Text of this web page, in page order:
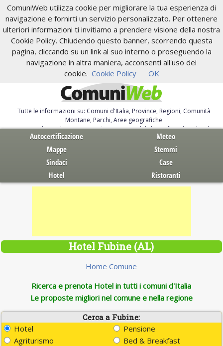
ComuniWeb utilizza cookie per migliorare la tua esperienza di
navigazione e fornirti un servizio personalizzato. Per ottenere
ulteriori informazioni ti invitiamo a prendere visione della nostra
Cookie Policy. Chiudendo questo banner, scorrendo questa
pagina, cliccando su un link al suo interno o proseguendo la
navigazione in altra maniera, acconsenti all'uso dei
cookie. Cookie Policy OK
Tutte le informazioni su: Comuni d'Italia, Province, Regioni, Comunità
Montane, Parchi, Aree geografiche
Servizi al Cittadino. Autocertificazione, moduli, leggi, free download
Autocertificazione
Meteo
Mappe
Stemmi
Sindaci
Case
Hotel
Ristoranti
Hotel Fubine (AL)
Home Comune
Ricerca e prenota Hotel in tutti i comuni d'Italia
Le proposte migliori nel comune e nella regione
Cerca a Fubine:
Hotel
Pensione
Agriturismo
Bed & Breakfast